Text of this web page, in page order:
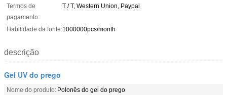
Termos de
pagamento:
T / T, Western Union, Paypal
Habilidade da fonte:1000000pcs/month
descrição
Gel UV do prego
Nome do produto: Polonês do gel do prego